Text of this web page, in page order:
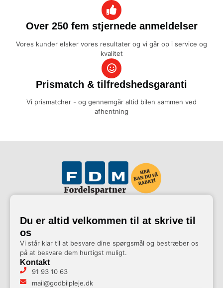
Over 250 fem stjernede anmeldelser
Vores kunder elsker vores resultater og vi går op i service og
kvalitet
Prismatch & tilfredshedsgaranti
Vi prismatcher - og gennemgår altid bilen sammen ved
afhentning
Du er altid velkommen til at skrive til
os
Vi står klar til at besvare dine spørgsmål og bestræber os
på at besvare dem hurtigst muligt.
Kontakt
91 93 10 63
mail@godbilpleje.dk